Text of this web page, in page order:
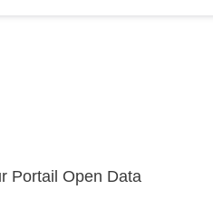
Portail Open Data